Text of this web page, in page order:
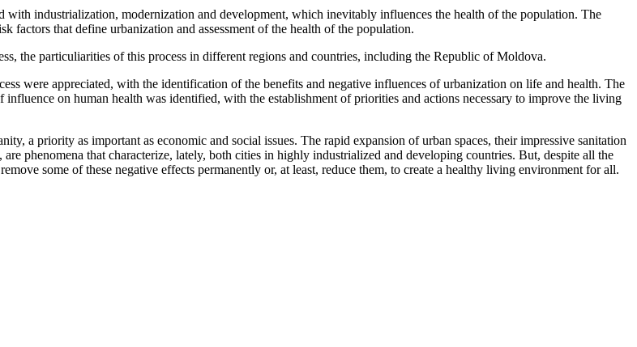
with industrialization, modernization and development, which inevitably influences the health of the population. The
factors that define urbanization and assessment of the health of the population.
the particuliarities of this process in different regions and countries, including the Republic of Moldova.
were appreciated, with the identification of the benefits and negative influences of urbanization on life and health. The
on human health was identified, with the establishment of priorities and actions necessary to improve the living
a priority as important as economic and social issues. The rapid expansion of urban spaces, their impressive sanitation
phenomena that characterize, lately, both cities in highly industrialized and developing countries. But, despite all the
some of these negative effects permanently or, at least, reduce them, to create a healthy living environment for all.